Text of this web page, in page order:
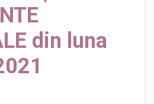
din luna